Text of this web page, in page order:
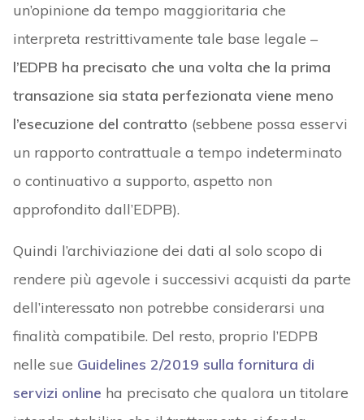
un’opinione da tempo maggioritaria che
interpreta restrittivamente tale base legale –
l’EDPB ha precisato che una volta che la prima
transazione sia stata perfezionata viene meno
l’esecuzione del contratto (sebbene possa esservi
un rapporto contrattuale a tempo indeterminato
o continuativo a supporto, aspetto non
approfondito dall’EDPB).
Quindi l’archiviazione dei dati al solo scopo di
rendere più agevole i successivi acquisti da parte
dell’interessato non potrebbe considerarsi una
finalità compatibile. Del resto, proprio l’EDPB
nelle sue Guidelines 2/2019 sulla fornitura di
servizi online ha precisato che qualora un titolare